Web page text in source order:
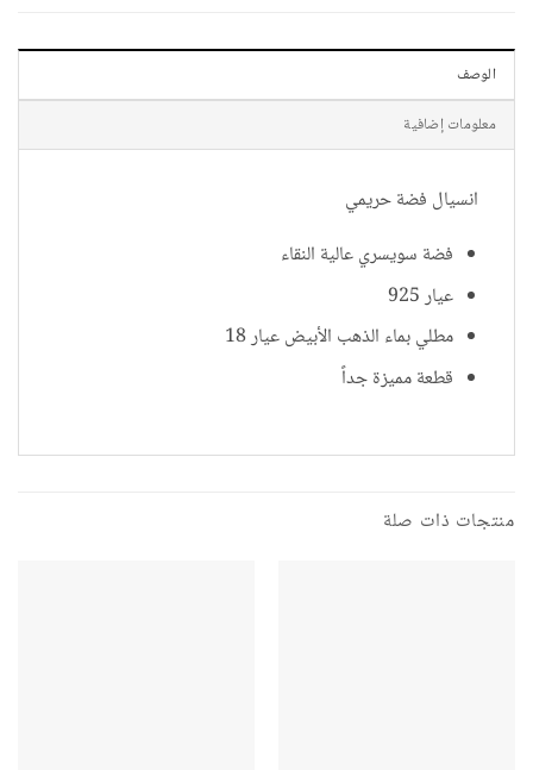
الوصف
معلومات إضافية
انسيال فضة حريمي
فضة سويسري عالية النقاء
عيار 925
مطلي بماء الذهب الأبيض عيار 18
قطعة مميزة جداً
منتجات ذات صلة